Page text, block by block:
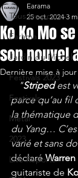
Tous les posts
Earama
Jardin du Michel
Festivals 2023
Festivals
Metal
2023
Live Reports
Ko Ko Mo
son nouvel
Earama
25 oct. 2024 3
Dernière mise à
"Striped est
parce qu’au fil
la thématique
du Yang…
varié et sans
déclaré
guitariste de